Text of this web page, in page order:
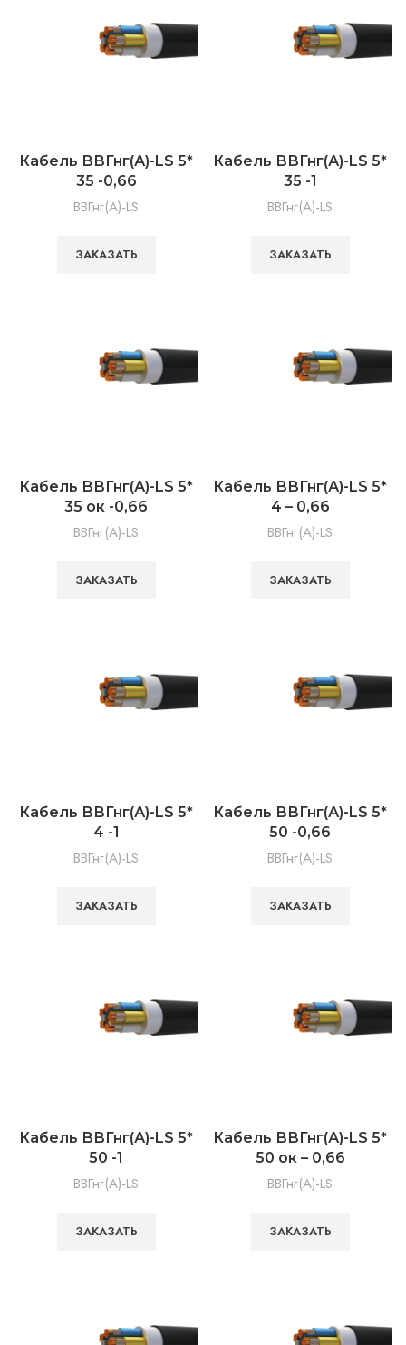
Кабель ВВГнг(А)-LS 5*
35 -0,66
ВВГнг(А)-LS
ЗАКАЗАТЬ
Кабель ВВГнг(А)-LS 5*
35 -1
ВВГнг(А)-LS
ЗАКАЗАТЬ
Кабель ВВГнг(А)-LS 5*
35 ок -0,66
ВВГнг(А)-LS
ЗАКАЗАТЬ
Кабель ВВГнг(А)-LS 5*
4 – 0,66
ВВГнг(А)-LS
ЗАКАЗАТЬ
Кабель ВВГнг(А)-LS 5*
4 -1
ВВГнг(А)-LS
ЗАКАЗАТЬ
Кабель ВВГнг(А)-LS 5*
50 -0,66
ВВГнг(А)-LS
ЗАКАЗАТЬ
Кабель ВВГнг(А)-LS 5*
50 -1
ВВГнг(А)-LS
ЗАКАЗАТЬ
Кабель ВВГнг(А)-LS 5*
50 ок – 0,66
ВВГнг(А)-LS
ЗАКАЗАТЬ